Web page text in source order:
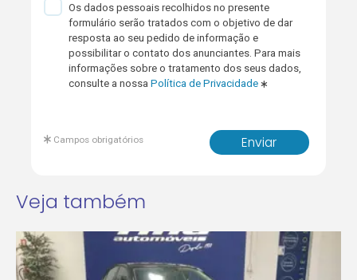
Os dados pessoais recolhidos no presente
formulário serão tratados com o objetivo de dar
resposta ao seu pedido de informação e
possibilitar o contato dos anunciantes. Para mais
informações sobre o tratamento dos seus dados,
consulte a nossaPolítica de Privacidade
Enviar
Campos obrigatórios
Veja também